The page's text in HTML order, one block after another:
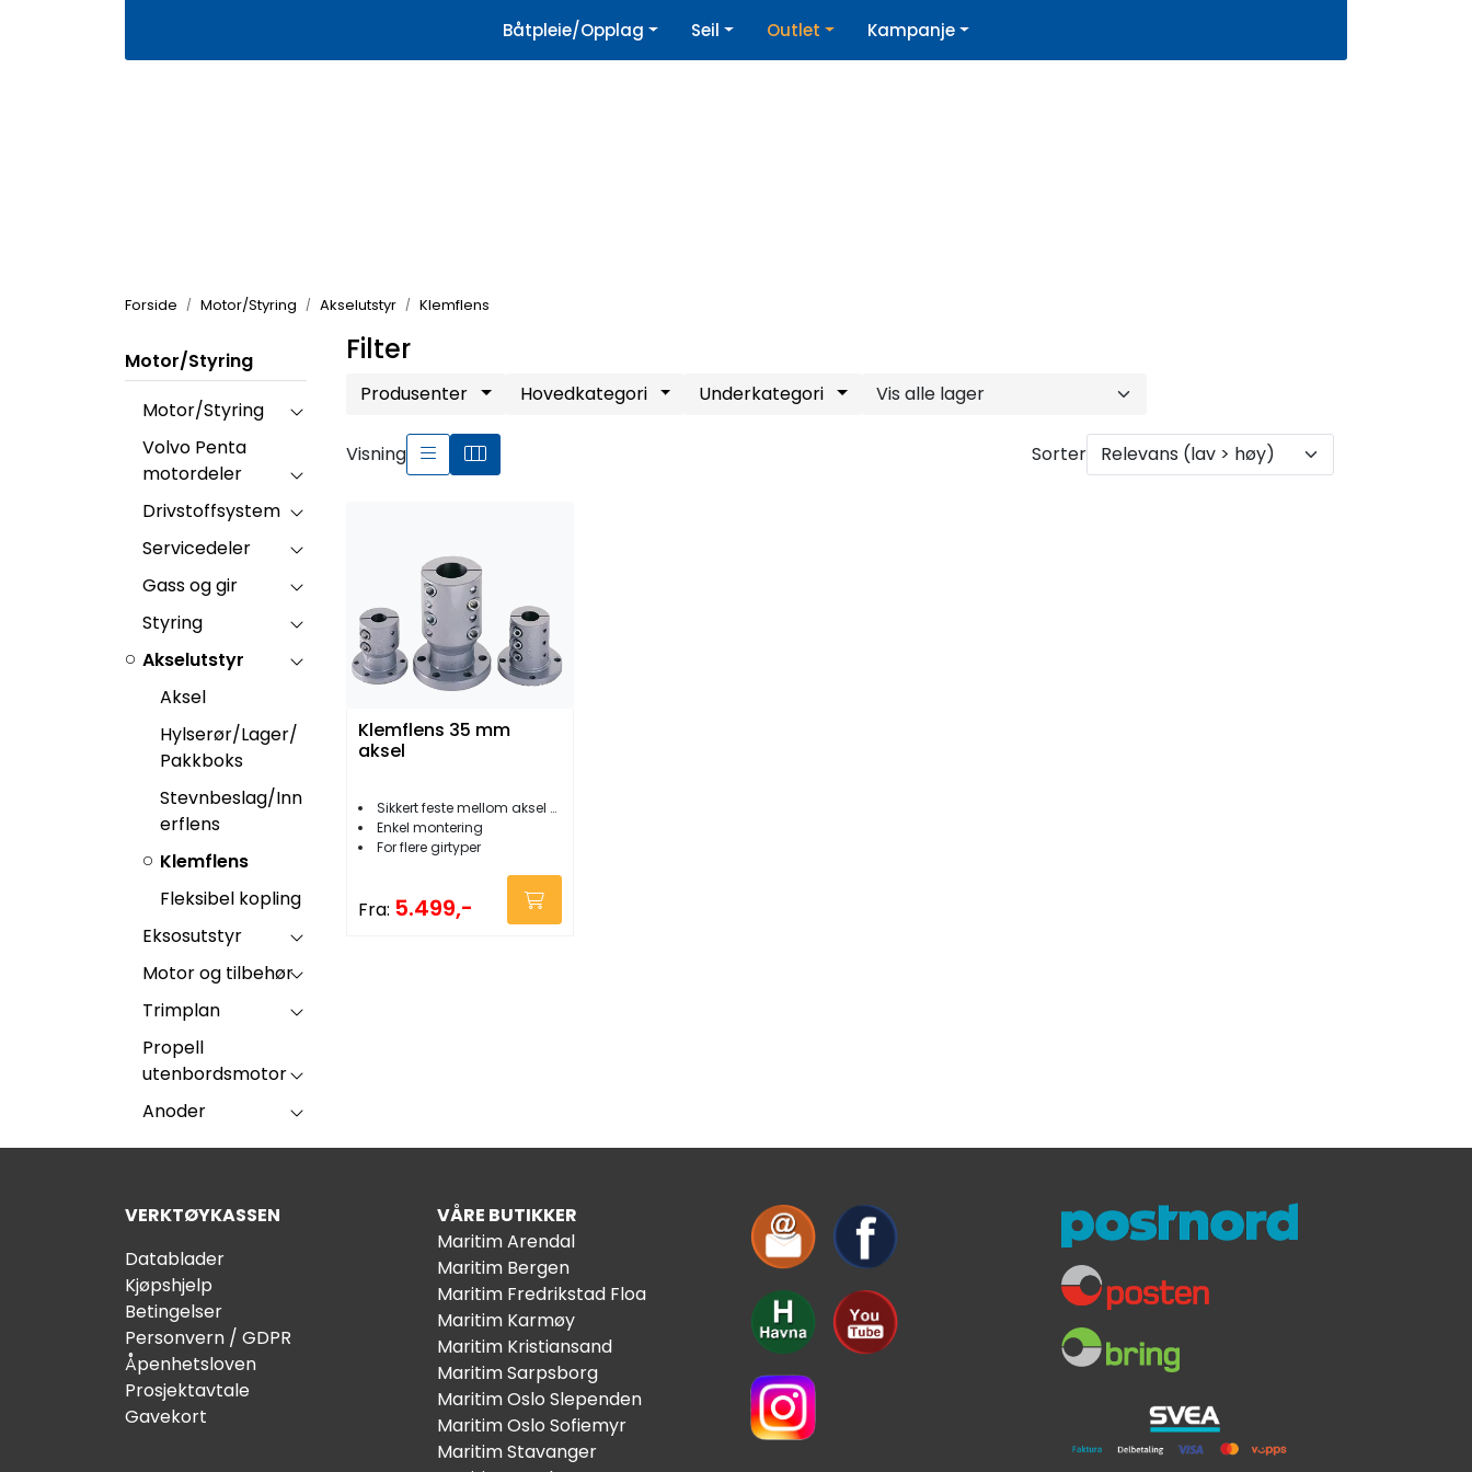
Kjøpshjelp | Nyhetsbrev
Båtpleie/Opplag Seil Outlet Kampanje
Forside Motor/Styring Akselutstyr Klemflens
Motor/Styring
Motor/Styring
Volvo Penta
motordeler
Drivstoffsystem
Servicedeler
Gass og gir
Styring
Akselutstyr
Aksel
Hylserør/Lager/
Pakkboks
Stevnbeslag/Inn
erflens
Klemflens
Fleksibel kopling
Eksosutstyr
Motor og tilbehør
Trimplan
Propell
utenbordsmotor
Anoder
Filter
Produsenter Hovedkategori Underkategori
Visning Sorter
Klemflens 35 mm
aksel
Sikkert feste mellom aksel og gir
Enkel montering
For flere girtyper
Fra: 5.499,-
VERKTØYKASSEN
Datablader
Kjøpshjelp
Betingelser
Personvern / GDPR
Åpenhetsloven
Prosjektavtale
Gavekort
VÅRE BUTIKKER
Maritim Arendal
Maritim Bergen
Maritim Fredrikstad Floa
Maritim Karmøy
Maritim Kristiansand
Maritim Sarpsborg
Maritim Oslo Slependen
Maritim Oslo Sofiemyr
Maritim Stavanger